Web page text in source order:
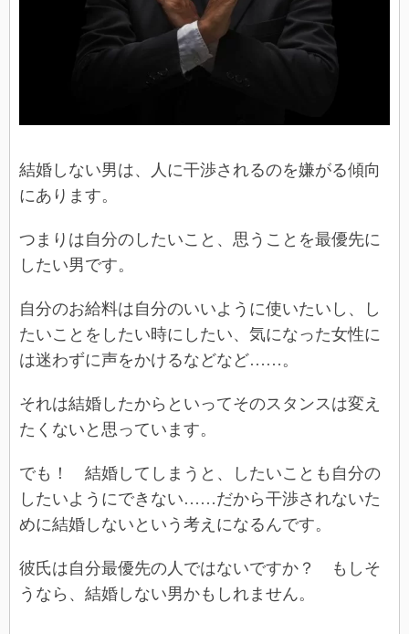
結婚しない男は、人に干渉されるのを嫌がる傾向
にあります。
つまりは自分のしたいこと、思うことを最優先に
したい男です。
自分のお給料は自分のいいように使いたいし、し
たいことをしたい時にしたい、気になった女性に
は迷わずに声をかけるなどなど……。
それは結婚したからといってそのスタンスは変え
たくないと思っています。
でも！ 結婚してしまうと、したいことも自分の
したいようにできない……だから干渉されないた
めに結婚しないという考えになるんです。
彼氏は自分最優先の人ではないですか？ もしそ
うなら、結婚しない男かもしれません。